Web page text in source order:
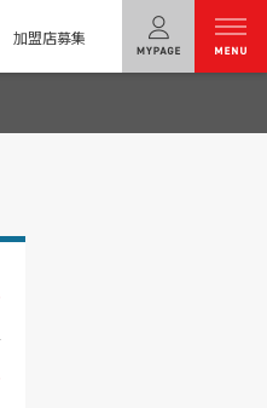
加盟店募集